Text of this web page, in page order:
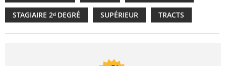
STAGIAIRE 2ᵈ DEGRÉ SUPÉRIEUR TRACTS